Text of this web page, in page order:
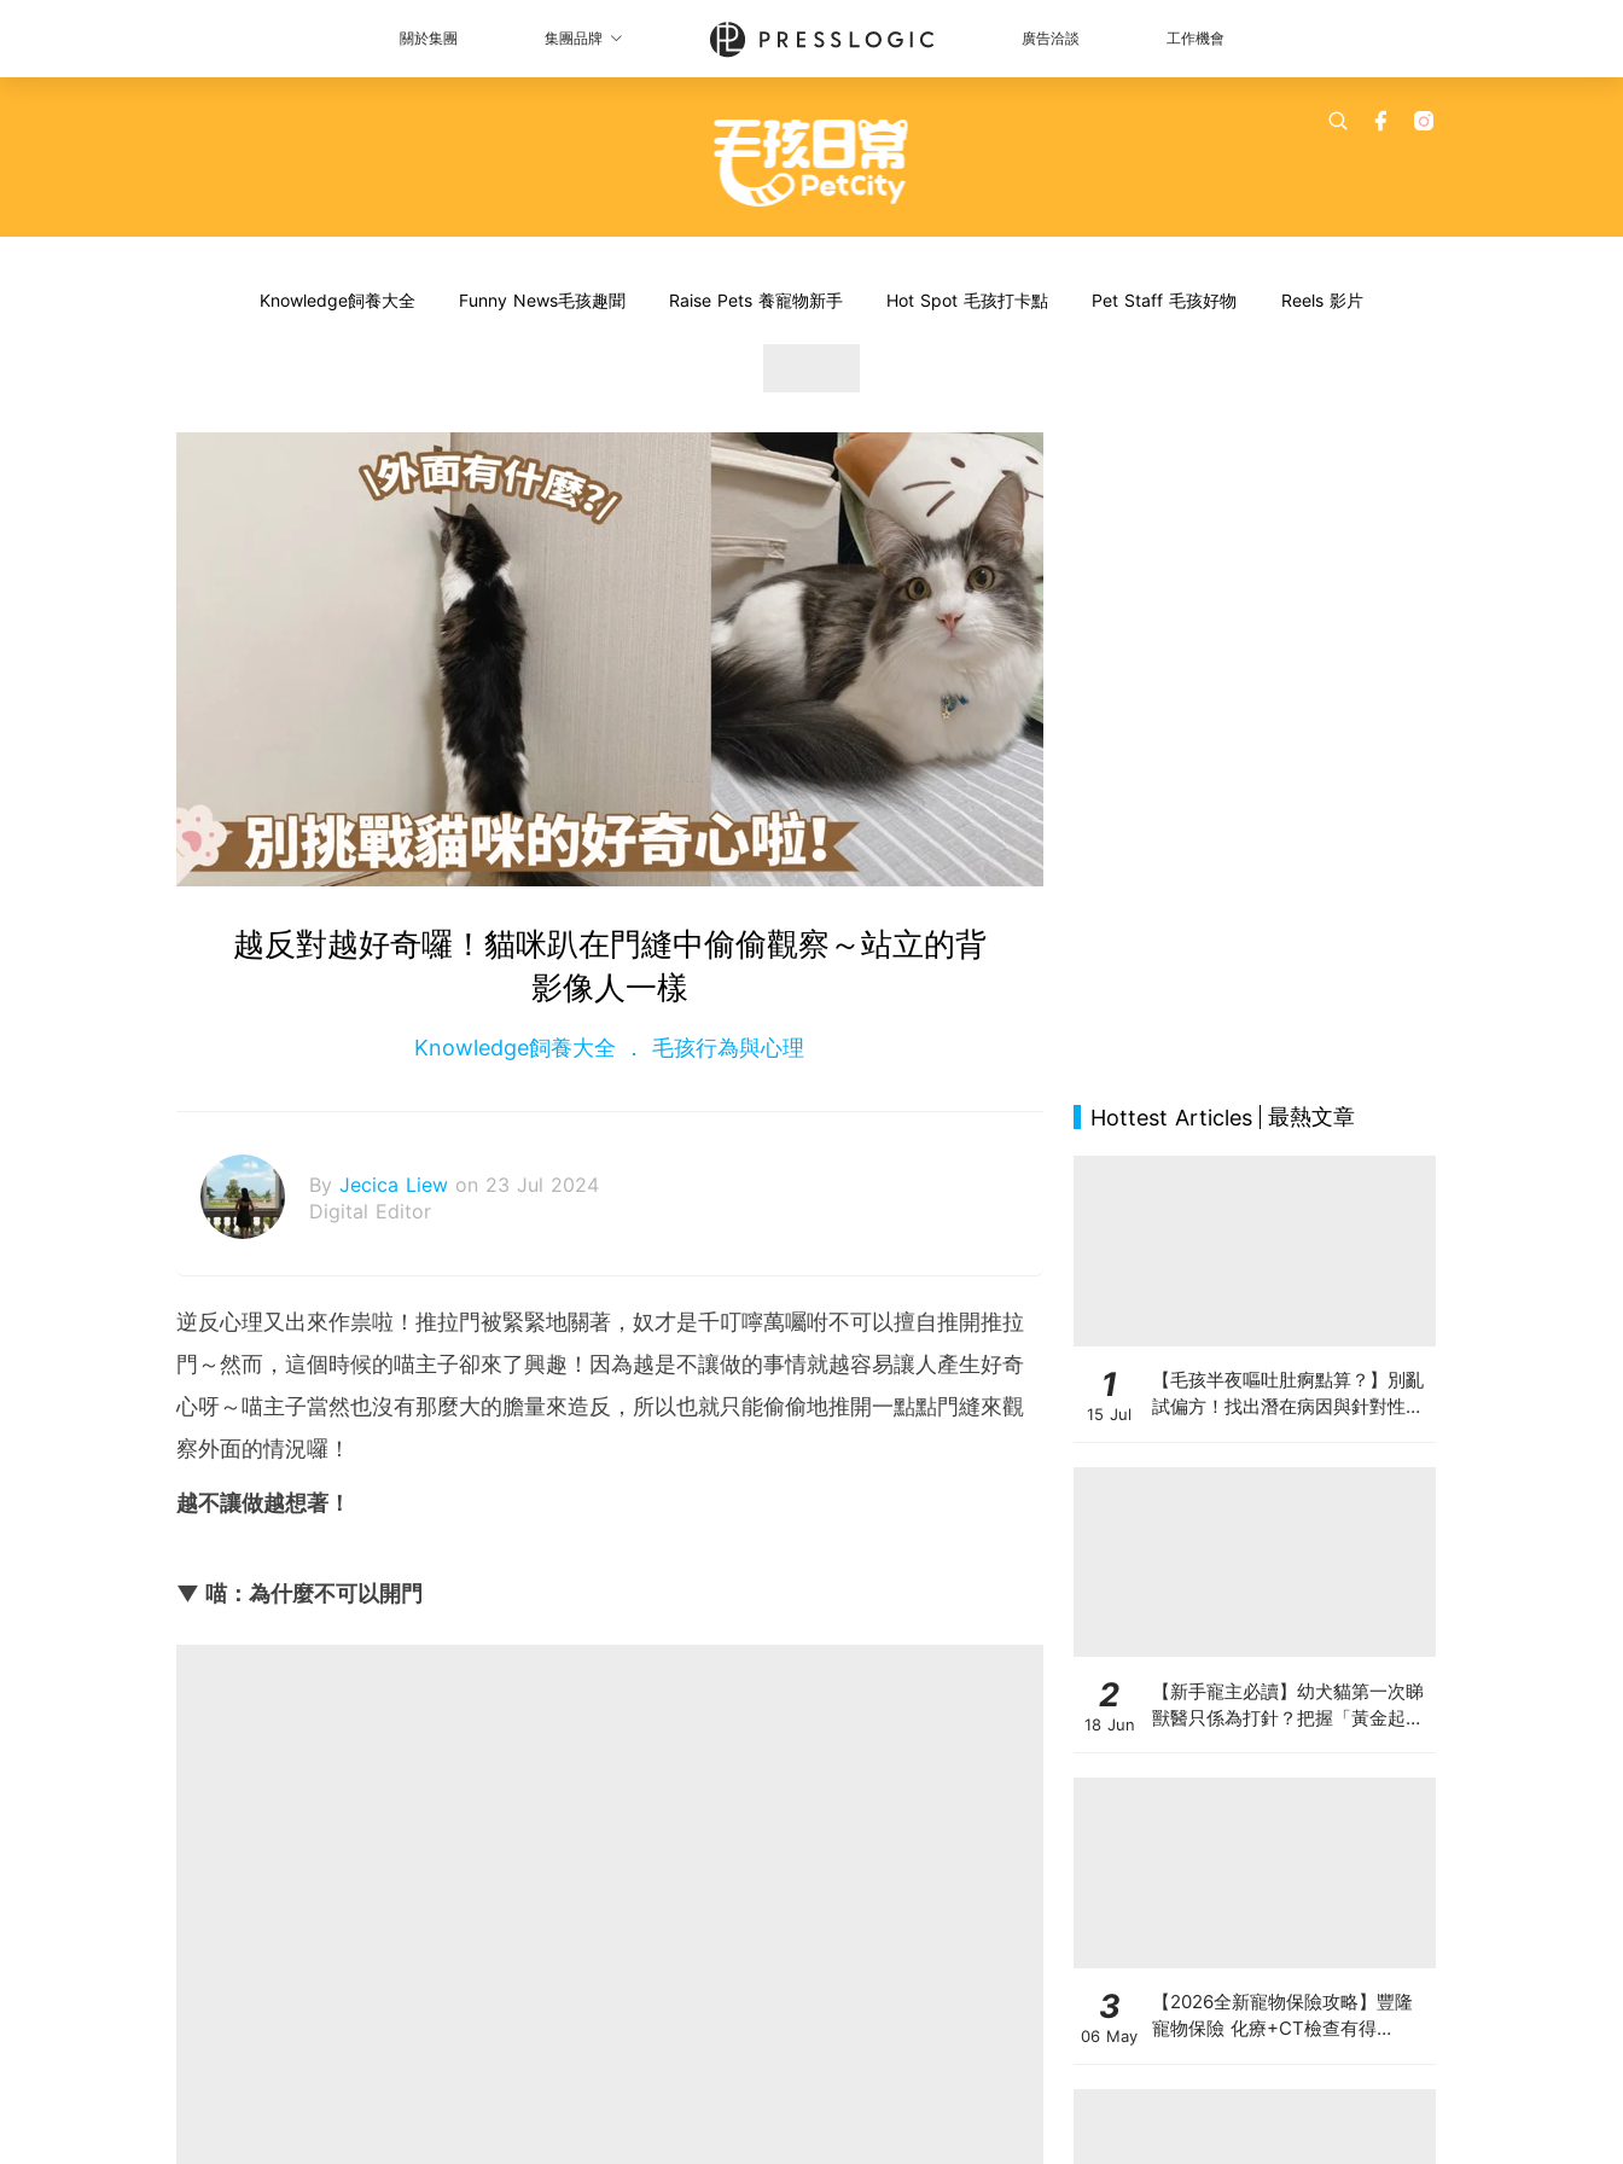
關於集團 集團品牌 廣告洽談 工作機會
Knowledge飼養大全 Funny News毛孩趣聞 Raise Pets 養寵物新手 Hot Spot 毛孩打卡點 Pet Staff 毛孩好物 Reels 影片
越反對越好奇囉！貓咪趴在門縫中偷偷觀察～站立的背
影像人一樣
Knowledge飼養大全 毛孩行為與心理
By Jecica Liew on 23 Jul 2024
Digital Editor
逆反心理又出來作祟啦！推拉門被緊緊地關著，奴才是千叮嚀萬囑咐不可以擅自推開推拉
門～然而，這個時候的喵主子卻來了興趣！因為越是不讓做的事情就越容易讓人產生好奇
心呀～喵主子當然也沒有那麼大的膽量來造反，所以也就只能偷偷地推開一點點門縫來觀
察外面的情況囉！
越不讓做越想著！
▼ 喵：為什麼不可以開門
Hottest Articles 最熱文章
1
15 Jul
【毛孩半夜嘔吐肚痾點算？】別亂
試偏方！找出潛在病因與針對性營
2
18 Jun
【新手寵主必讀】幼犬貓第一次睇
獸醫只係為打針？把握「黃金起跑
3
06 May
【2026全新寵物保險攻略】豐隆
寵物保險 化療+CT檢查有得